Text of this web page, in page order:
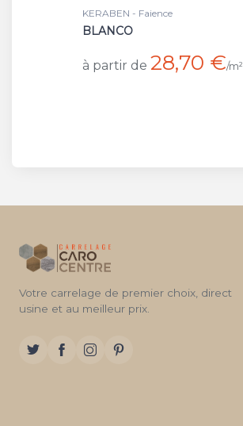
KERABEN - Faience
BLANCO
à partir de 28,70 €/m²
Votre carrelage de premier choix, direct
usine et au meilleur prix.